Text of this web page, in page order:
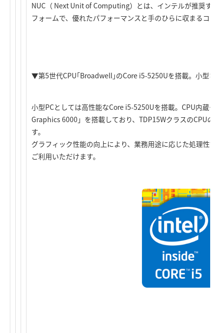
NUC（ Next Unit of Computing）とは、インテルが推奨す
フォームで、優れたパフォーマンスと手のひらに収まるコ
▼第5世代CPU｢Broadwell｣のCore i5-5250Uを搭載。小型な
小型PCとしては高性能なCore i5-5250Uを搭載。CPU内蔵
Graphics 6000」を搭載しており、TDP15WクラスのCPUの
す。
グラフィック性能の向上により、業務用途に応じた処理性
ご利用いただけます。